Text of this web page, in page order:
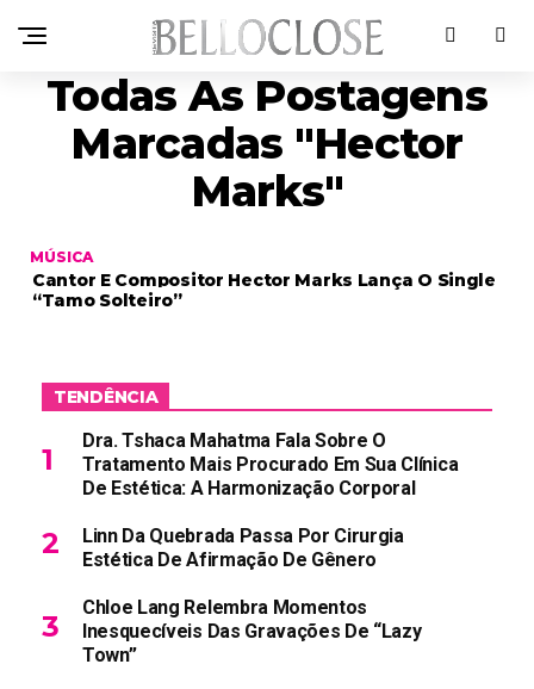
Todas As Postagens
Marcadas "Hector
Marks"
MÚSICA
Cantor E Compositor Hector Marks Lança O Single
“Tamo Solteiro”
TENDÊNCIA
Dra. Tshaca Mahatma Fala Sobre O
Tratamento Mais Procurado Em Sua Clínica
De Estética: A Harmonização Corporal
Linn Da Quebrada Passa Por Cirurgia
Estética De Afirmação De Gênero
Chloe Lang Relembra Momentos
Inesquecíveis Das Gravações De “Lazy
Town”